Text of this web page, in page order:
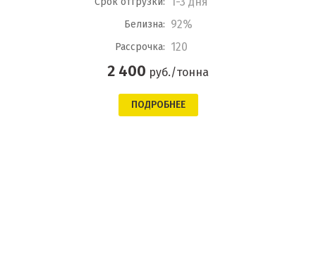
Белизна: 92%
Рассрочка: 120
2 400 руб./тонна
ПОДРОБНЕЕ